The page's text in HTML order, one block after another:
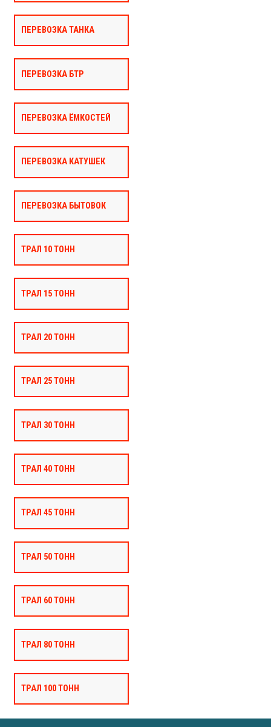
ПЕРЕВОЗКА ТАНКА
ПЕРЕВОЗКА БТР
ПЕРЕВОЗКА ЁМКОСТЕЙ
ПЕРЕВОЗКА КАТУШЕК
ПЕРЕВОЗКА БЫТОВОК
ТРАЛ 10 ТОНН
ТРАЛ 15 ТОНН
ТРАЛ 20 ТОНН
ТРАЛ 25 ТОНН
ТРАЛ 30 ТОНН
ТРАЛ 40 ТОНН
ТРАЛ 45 ТОНН
ТРАЛ 50 ТОНН
ТРАЛ 60 ТОНН
ТРАЛ 80 ТОНН
ТРАЛ 100 ТОНН